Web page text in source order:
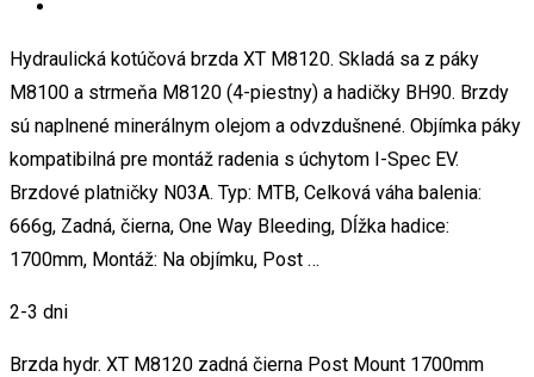
Hydraulická kotúčová brzda XT M8120. Skladá sa z páky
M8100 a strmeňa M8120 (4-piestny) a hadičky BH90. Brzdy
sú naplnené minerálnym olejom a odvzdušnené. Objímka páky
kompatibilná pre montáž radenia s úchytom I-Spec EV.
Brzdové platničky N03A. Typ: MTB, Celková váha balenia:
666g, Zadná, čierna, One Way Bleeding, Dĺžka hadice:
1700mm, Montáž: Na objímku, Post …
2-3 dni
Brzda hydr. XT M8120 zadná čierna Post Mount 1700mm